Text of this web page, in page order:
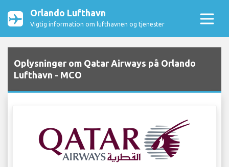
Orlando Lufthavn
Vigtig information om lufthavnen og tjenester
Oplysninger om Qatar Airways på Orlando
Lufthavn - MCO